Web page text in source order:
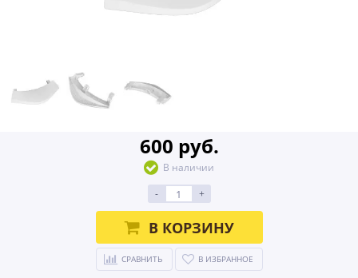
600 руб.
В наличии
-
+
В КОРЗИНУ
СРАВНИТЬ В ИЗБРАННОЕ